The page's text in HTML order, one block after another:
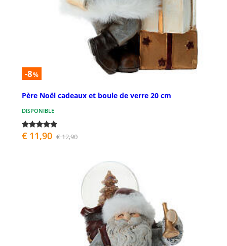
-8%
Père Noël cadeaux et boule de verre 20 cm
DISPONIBLE
€ 11,90 € 12,90